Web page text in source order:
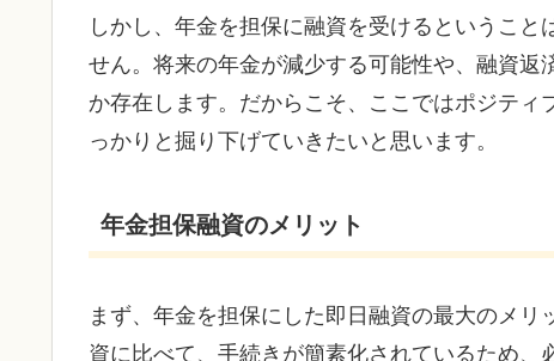
しかし、年金を担保に融資を受けるというこ
せん。将来の年金が減少する可能性や、融資
か存在します。だからこそ、ここではポジテ
っかりと掘り下げていきたいと思います。
年金担保融資のメリット
まず、年金を担保にした即日融資の最大のメ
資に比べて、手続きが簡素化されているため、